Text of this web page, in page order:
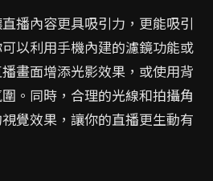
播內容更具吸引力，更能吸引
以利用手機內建的濾鏡功能或
畫面增添光影效果，或使用背
。同時，合理的光線和拍攝角
覺效果，讓你的直播更生動有